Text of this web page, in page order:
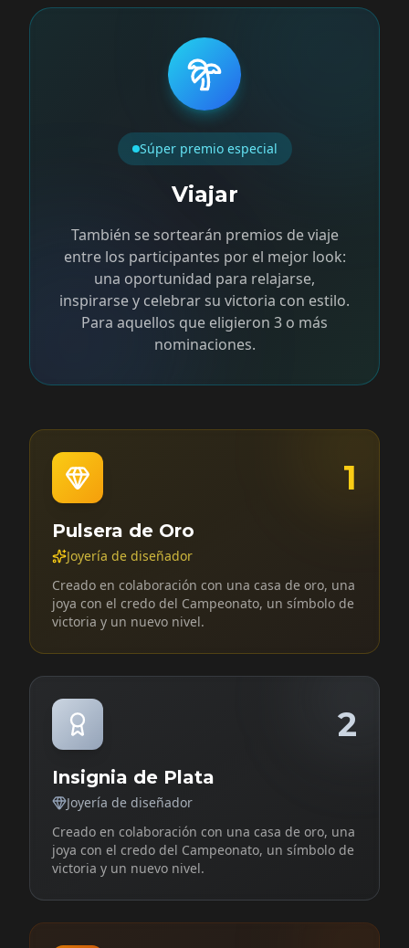
Súper premio especial
Viajar
También se sortearán premios de viaje
entre los participantes por el mejor look:
una oportunidad para relajarse,
inspirarse y celebrar su victoria con estilo.
Para aquellos que eligieron 3 o más
nominaciones.
1
Pulsera de Oro
Joyería de diseñador
Creado en colaboración con una casa de oro, una
joya con el credo del Campeonato, un símbolo de
victoria y un nuevo nivel.
2
Insignia de Plata
Joyería de diseñador
Creado en colaboración con una casa de oro, una
joya con el credo del Campeonato, un símbolo de
victoria y un nuevo nivel.